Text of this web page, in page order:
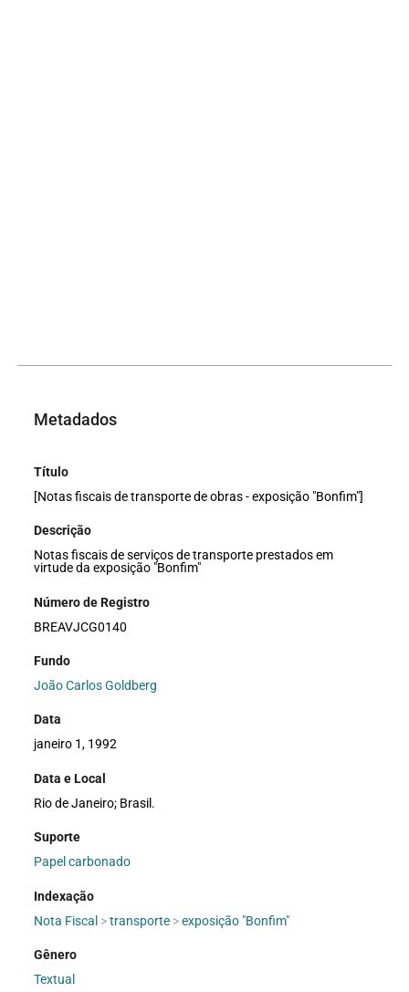
Metadados
Título
[Notas fiscais de transporte de obras - exposição "Bonfim"]
Descrição
Notas fiscais de serviços de transporte prestados em
virtude da exposição "Bonfim"
Número de Registro
BREAVJCG0140
Fundo
João Carlos Goldberg
Data
janeiro 1, 1992
Data e Local
Rio de Janeiro; Brasil.
Suporte
Papel carbonado
Indexação
Nota Fiscal >transporte >exposição "Bonfim"
Gênero
Textual